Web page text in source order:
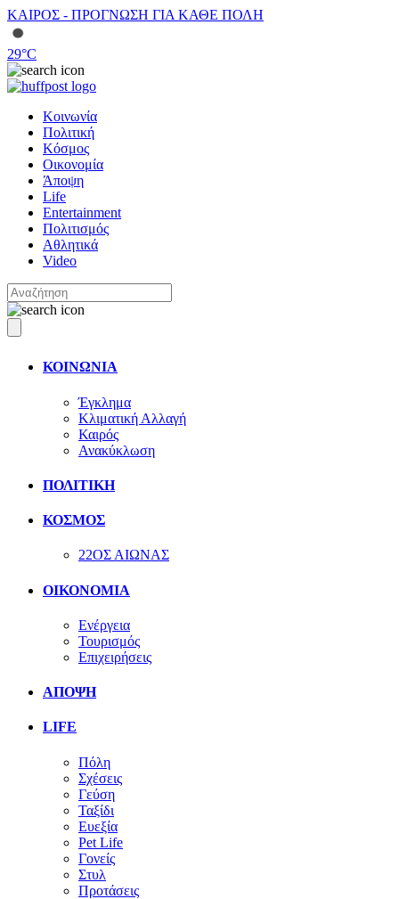
ΚΑΙΡΟΣ - ΠΡΟΓΝΩΣΗ ΓΙΑ ΚΑΘΕ ΠΟΛΗ
29°C
Κοινωνία
Πολιτική
Κόσμος
Οικονομία
Άποψη
Life
Entertainment
Πολιτισμός
Αθλητικά
Video
ΚΟΙΝΩΝΙΑ
Έγκλημα
Κλιματική Αλλαγή
Καιρός
Ανακύκλωση
ΠΟΛΙΤΙΚΗ
ΚΟΣΜΟΣ
22ΟΣ ΑΙΩΝΑΣ
ΟΙΚΟΝΟΜΙΑ
Ενέργεια
Τουρισμός
Επιχειρήσεις
ΑΠΟΨΗ
LIFE
Πόλη
Σχέσεις
Γεύση
Ταξίδι
Ευεξία
Pet Life
Γονείς
Στυλ
Προτάσεις